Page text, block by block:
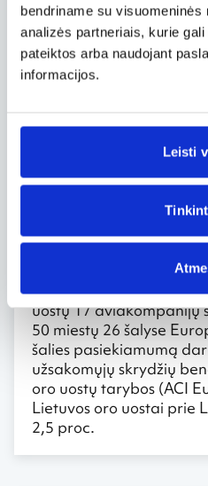
bendriname su
analizės partneriais, kurie
pateiktos arba naudojant
informacijos.
Leisti
Rekonstrukcijos darbus
bendrovė „Atea“.
Liepos 14 d. – rugpjūčio
Vilniaus oro uoste dėl
įrengti papildomi laikini
išvykimo terminalai.
Apie Lietuvos oro uostus
Lietuvos oro uostų
jie aptarnavo 4,2 mln.
skrydžių. Žiemos sezono
uostų 17 aviakompanijų
50 miestų 26 šalyse
šalies pasiekiamumą
užsakomųjų skrydžių
oro uostų tarybos (ACI
Lietuvos oro uostai prie
2,5 proc.